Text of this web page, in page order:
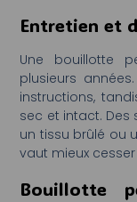
Entretien et
Une bouillotte
plusieurs
instructions,
sec et intact. Des
un tissu brûlé ou
vaut mieux cesser
Bouillotte